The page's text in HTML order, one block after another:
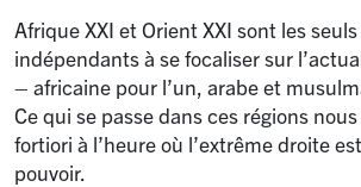
Afrique XXI et Orient XXI sont les
indépendants à se focaliser sur
– africaine pour l’un, arabe et
Ce qui se passe dans ces régions
fortiori à l’heure où l’extrême droite
pouvoir.